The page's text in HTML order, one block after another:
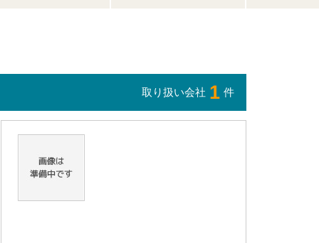
取り扱い会社 1 件